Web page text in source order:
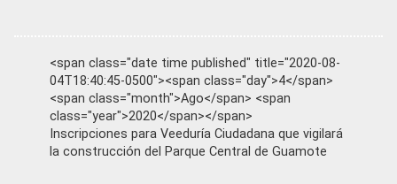
<span class="date time published" title="2020-08-
04T18:40:45-0500"><span class="day">4</span>
<span class="month">Ago</span> <span
class="year">2020</span></span>
Inscripciones para Veeduría Ciudadana que vigilará
la construcción del Parque Central de Guamote